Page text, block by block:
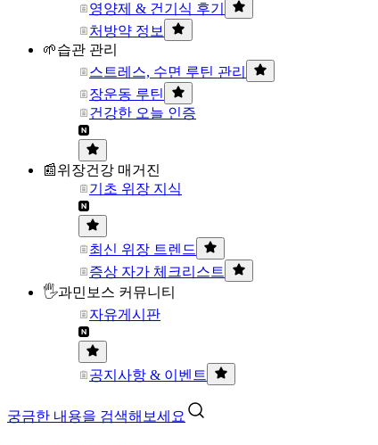
영양제 & 건기식 후기
처방약 정보
🌱습관 관리
스트레스, 수면 루틴 관리
장운동 루틴
건강한 오늘 인증
📰위장건강 매거진
기초 위장 지식
최신 위장 트렌드
증상 자가 체크리스트
🖐과민보스 커뮤니티
자유게시판
공지사항 & 이벤트
궁금한 내용을 검색해보세요